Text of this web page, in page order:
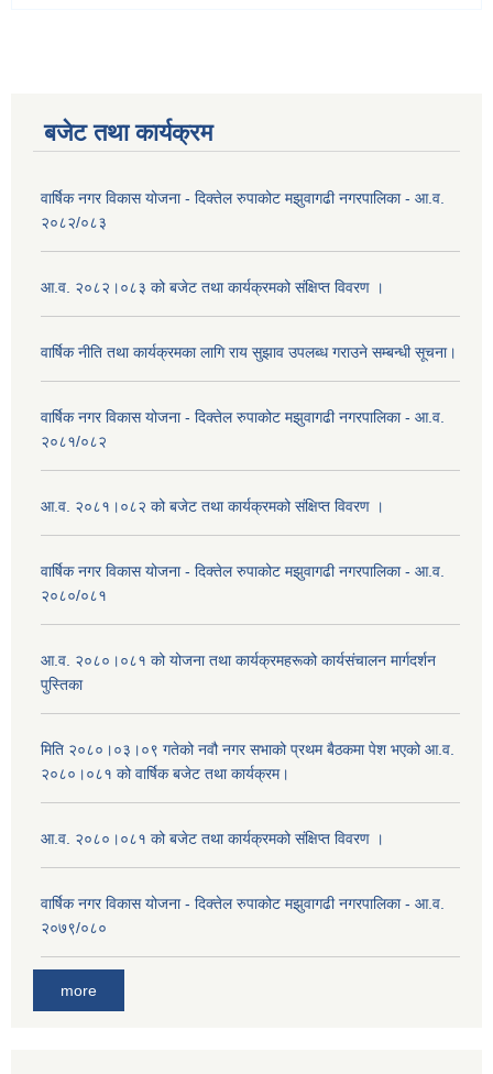
बजेट तथा कार्यक्रम
वार्षिक नगर विकास योजना - दिक्तेल रुपाकोट मझुवागढी नगरपालिका - आ.व.
२०८२/०८३
आ.व. २०८२।०८३ को बजेट तथा कार्यक्रमको संक्षिप्त विवरण ।
वार्षिक नीति तथा कार्यक्रमका लागि राय सुझाव उपलब्ध गराउने सम्बन्धी सूचना।
वार्षिक नगर विकास योजना - दिक्तेल रुपाकोट मझुवागढी नगरपालिका - आ.व.
२०८१/०८२
आ.व. २०८१।०८२ को बजेट तथा कार्यक्रमको संक्षिप्त विवरण ।
वार्षिक नगर विकास योजना - दिक्तेल रुपाकोट मझुवागढी नगरपालिका - आ.व.
२०८०/०८१
आ.व. २०८०।०८१ को योजना तथा कार्यक्रमहरूको कार्यसंचालन मार्गदर्शन
पुस्तिका
मिति २०८०।०३।०९ गतेको नवौ नगर सभाको प्रथम बैठकमा पेश भएको आ.व.
२०८०।०८१ को वार्षिक बजेट तथा कार्यक्रम।
आ.व. २०८०।०८१ को बजेट तथा कार्यक्रमको संक्षिप्त विवरण ।
वार्षिक नगर विकास योजना - दिक्तेल रुपाकोट मझुवागढी नगरपालिका - आ.व.
२०७९/०८०
more